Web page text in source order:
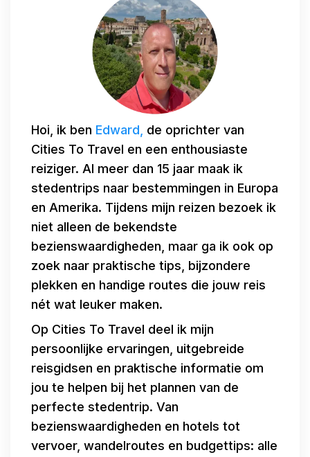
Hoi, ik ben Edward, de oprichter van
Cities To Travel en een enthousiaste
reiziger. Al meer dan 15 jaar maak ik
stedentrips naar bestemmingen in Europa
en Amerika. Tijdens mijn reizen bezoek ik
niet alleen de bekendste
bezienswaardigheden, maar ga ik ook op
zoek naar praktische tips, bijzondere
plekken en handige routes die jouw reis
nét wat leuker maken.
Op Cities To Travel deel ik mijn
persoonlijke ervaringen, uitgebreide
reisgidsen en praktische informatie om
jou te helpen bij het plannen van de
perfecte stedentrip. Van
bezienswaardigheden en hotels tot
vervoer, wandelroutes en budgettips: alle